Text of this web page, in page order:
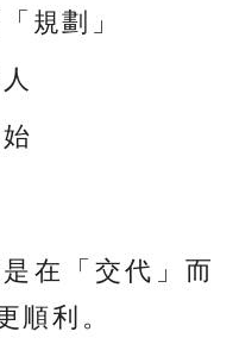
規劃」
在「交代」而
順利。